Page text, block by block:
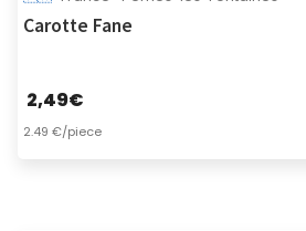
Carotte Fane
2,49€
2.49 €/piece